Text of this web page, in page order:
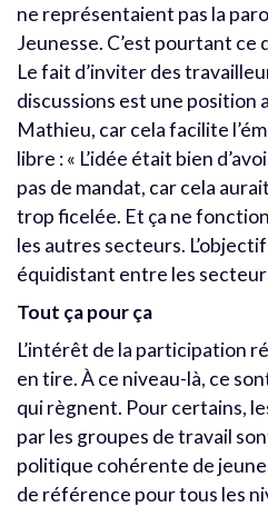
ne représentaient pas la
Jeunesse. C’est pourtant ce
Le fait d’inviter des
discussions est une position
Mathieu, car cela facilite
libre : « L’idée était bien
pas de mandat, car cela
trop ficelée. Et ça ne
les autres secteurs.
équidistant entre les
Tout ça pour ça
L’intérêt de la participation
en tire. À ce niveau-là, ce
qui règnent. Pour certains,
par les groupes de travail
politique cohérente de
de référence pour tous les